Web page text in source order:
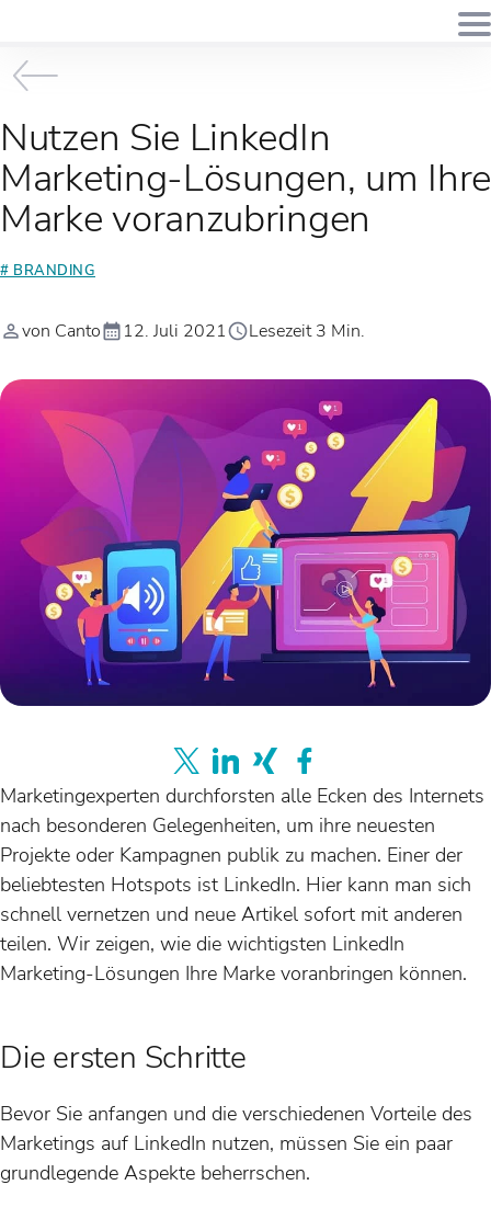
Nutzen Sie LinkedIn
Marketing-Lösungen, um Ihre
Marke voranzubringen
# BRANDING
von Canto 12. Juli 2021 Lesezeit 3 Min.
Marketingexperten durchforsten alle Ecken des Internets
nach besonderen Gelegenheiten, um ihre neuesten
Projekte oder Kampagnen publik zu machen. Einer der
beliebtesten Hotspots ist LinkedIn. Hier kann man sich
schnell vernetzen und neue Artikel sofort mit anderen
teilen. Wir zeigen, wie die wichtigsten LinkedIn
Marketing-Lösungen Ihre Marke voranbringen können.
Die ersten Schritte
Bevor Sie anfangen und die verschiedenen Vorteile des
Marketings auf LinkedIn nutzen, müssen Sie ein paar
grundlegende Aspekte beherrschen.